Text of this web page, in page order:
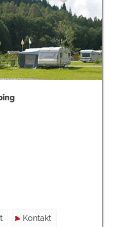
Kontakt
https://policies.google.com/privacy
jeder Zeit im Footer
werden!